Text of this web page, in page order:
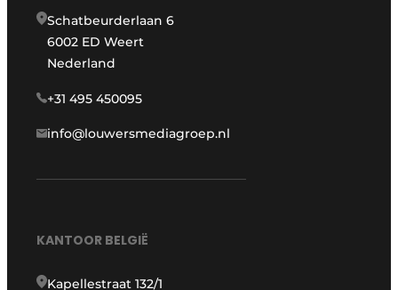
Schatbeurderlaan 6
6002 ED Weert
Nederland
+31 495 450095
info@louwersmediagroep.nl
KANTOOR BELGIË
Kapellestraat 132/1